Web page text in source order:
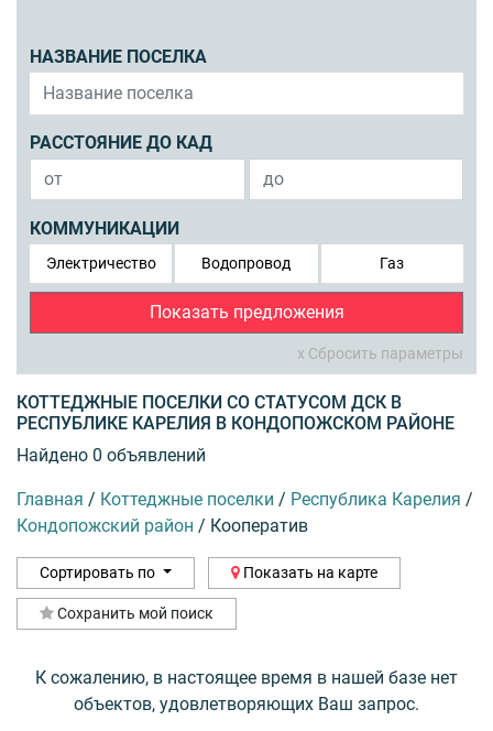
НАЗВАНИЕ ПОСЕЛКА
РАССТОЯНИЕ ДО КАД
КОММУНИКАЦИИ
Электричество Водопровод Газ
Показать предложения
x Сбросить параметры
КОТТЕДЖНЫЕ ПОСЕЛКИ СО СТАТУСОМ ДСК В
РЕСПУБЛИКЕ КАРЕЛИЯ В КОНДОПОЖСКОМ РАЙОНЕ
Найдено 0 объявлений
Главная / Коттеджные поселки / Республика Карелия /
Кондопожский район / Кооператив
Сортировать по Показать на карте
Сохранить мой поиск
К сожалению, в настоящее время в нашей базе нет
объектов, удовлетворяющих Ваш запрос.